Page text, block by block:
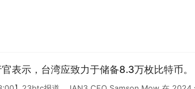
表示，台湾应致力于储备8.3万枚比特币。